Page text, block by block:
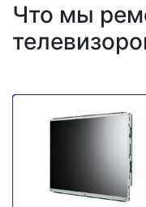
Что мы